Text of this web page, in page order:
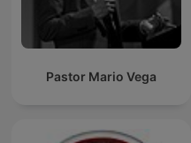
Pastor Mario Vega